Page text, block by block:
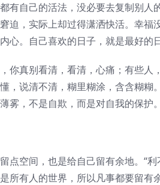
有自己的活法，没必要去复制别
迫，实际上却过得潇洒快活。幸福
心。自己喜欢的日子，就是最好的
你真别看清，看清，心痛；有些
，说清不清，糊里糊涂，含含糊
雾，不是自欺，而是对自我的保护
点空间，也是给自己留有余地。“
所有人的世界，所以凡事都要留有